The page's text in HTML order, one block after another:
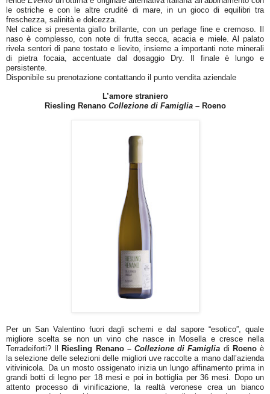
le ostriche e con le altre crudité di mare, in un gioco di equilibri tra
freschezza, salinità e dolcezza.
Nel calice si presenta giallo brillante, con un perlage fine e cremoso. Il
naso è complesso, con note di frutta secca, acacia e miele. Al palato
rivela sentori di pane tostato e lievito, insieme a importanti note minerali
di pietra focaia, accentuate dal dosaggio Dry. Il finale è lungo e
persistente.
Disponibile su prenotazione contattando il punto vendita aziendale
L’amore straniero
Riesling Renano Collezione di Famiglia– Roeno
Per un San Valentino fuori dagli schemi e dal sapore “esotico”, quale
migliore scelta se non un vino che nasce in Mosella e cresce nella
Terradeiforti? Il
Riesling Renano –Collezione di Famiglia di Roenoè
la selezione delle selezioni delle migliori uve raccolte a mano dall’azienda
vitivinicola. Da un mosto ossigenato inizia un lungo affinamento prima in
grandi botti di legno per 18 mesi e poi in bottiglia per 36 mesi. Dopo un
attento processo di vinificazione, la realtà veronese crea un bianco